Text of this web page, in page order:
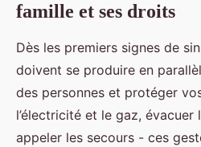
famille et ses droits
Dès les premiers signes de
doivent se produire en
des personnes et protéger
l’électricité et le gaz, évacuer
appeler les secours - ces